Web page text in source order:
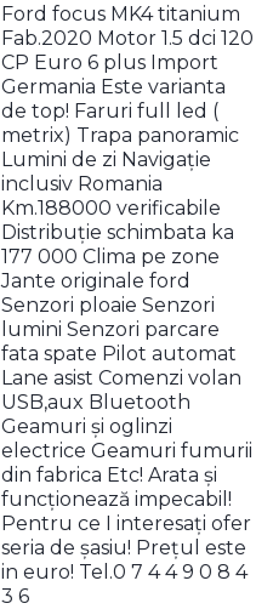
Ford focus MK4 titanium
Fab.2020 Motor 1.5 dci 120
CP Euro 6 plus Import
Germania Este varianta
de top! Faruri full led (
metrix) Trapa panoramic
Lumini de zi Navigație
inclusiv Romania
Km.188000 verificabile
Distribuție schimbata ka
177 000 Clima pe zone
Jante originale ford
Senzori ploaie Senzori
lumini Senzori parcare
fata spate Pilot automat
Lane asist Comenzi volan
USB,aux Bluetooth
Geamuri și oglinzi
electrice Geamuri fumurii
din fabrica Etc! Arata și
funcționează impecabil!
Pentru ce I interesați ofer
seria de șasiu! Prețul este
in euro! Tel.0 7 4 4 9 0 8 4
3 6